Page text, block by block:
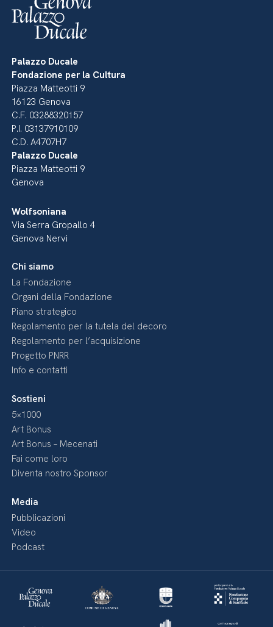
Palazzo Ducale
Fondazione per la Cultura
Piazza Matteotti 9
16123 Genova
C.F. 03288320157
P.I. 03137910109
C.D. A4707H7
Palazzo Ducale
Piazza Matteotti 9
Genova
Wolfsoniana
Via Serra Gropallo 4
Genova Nervi
Chi siamo
La Fondazione
Organi della Fondazione
Piano strategico
Regolamento per la tutela del decoro
Regolamento per l’acquisizione
Progetto PNRR
Info e contatti
Sostieni
5×1000
Art Bonus
Art Bonus – Mecenati
Fai come loro
Diventa nostro Sponsor
Media
Pubblicazioni
Video
Podcast